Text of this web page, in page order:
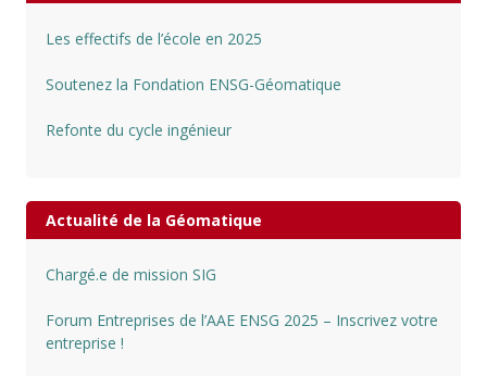
Les effectifs de l’école en 2025
Soutenez la Fondation ENSG-Géomatique
Refonte du cycle ingénieur
Actualité de la Géomatique
Chargé.e de mission SIG
Forum Entreprises de l’AAE ENSG 2025 – Inscrivez votre
entreprise !